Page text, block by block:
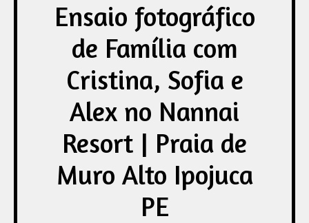
Ensaio fotográfico
de Família com
Cristina, Sofia e
Alex no Nannai
Resort | Praia de
Muro Alto Ipojuca
PE